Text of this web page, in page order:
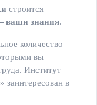
строится
ваши знания.
количество
вы
Институт
заинтересован в